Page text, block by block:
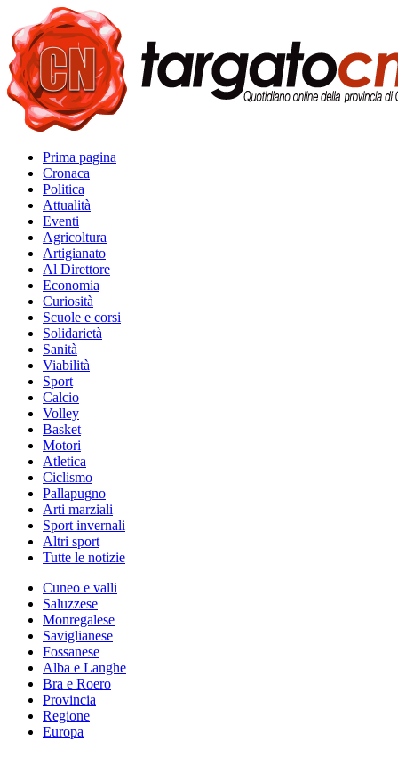
Prima pagina
Cronaca
Politica
Attualità
Eventi
Agricoltura
Artigianato
Al Direttore
Economia
Curiosità
Scuole e corsi
Solidarietà
Sanità
Viabilità
Sport
Calcio
Volley
Basket
Motori
Atletica
Ciclismo
Pallapugno
Arti marziali
Sport invernali
Altri sport
Tutte le notizie
Cuneo e valli
Saluzzese
Monregalese
Saviglianese
Fossanese
Alba e Langhe
Bra e Roero
Provincia
Regione
Europa